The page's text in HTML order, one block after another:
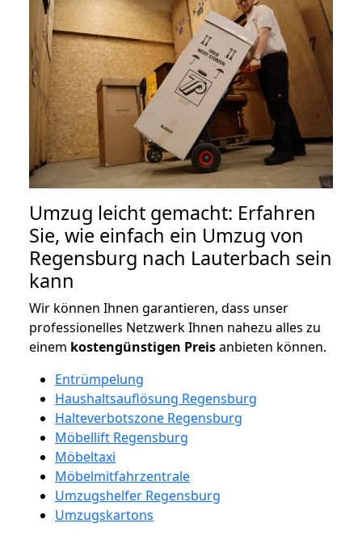
Umzug leicht gemacht: Erfahren
Sie, wie einfach ein Umzug von
Regensburg nach Lauterbach sein
kann
Wir können Ihnen garantieren, dass unser
professionelles Netzwerk Ihnen nahezu alles zu
einem kostengünstigen Preisanbieten können.
Entrümpelung
Haushaltsauflösung Regensburg
Halteverbotszone Regensburg
Möbellift Regensburg
Möbeltaxi
Möbelmitfahrzentrale
Umzugshelfer Regensburg
Umzugskartons